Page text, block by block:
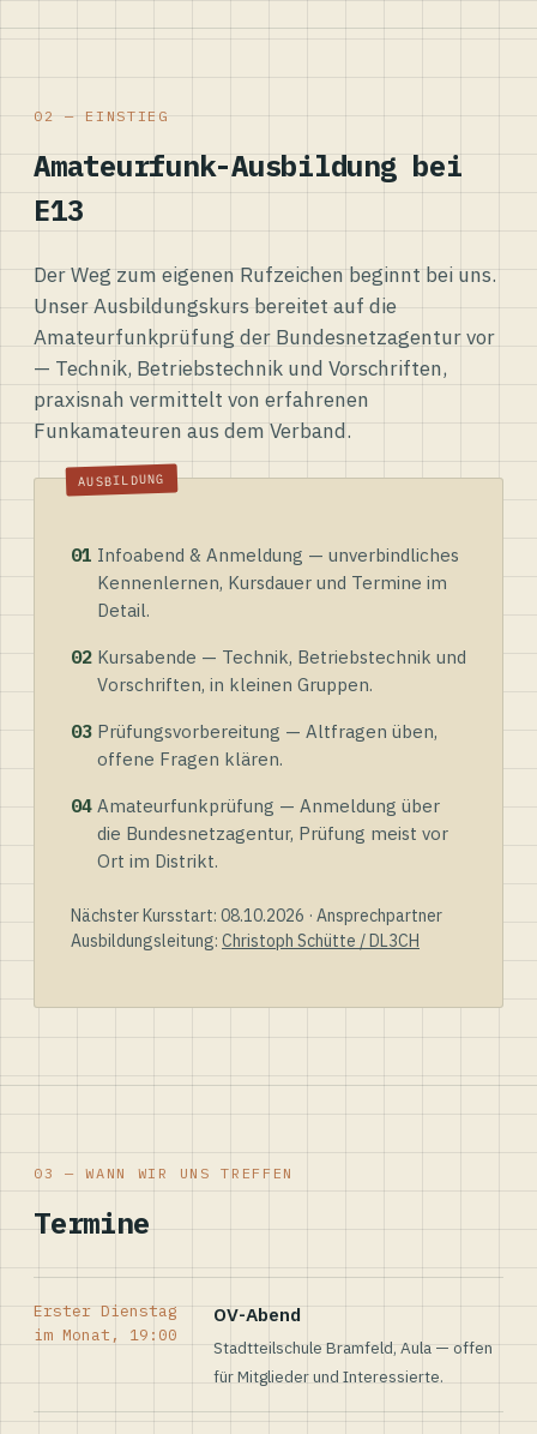
02 — EINSTIEG
Amateurfunk-Ausbildung bei
E13
Der Weg zum eigenen Rufzeichen beginnt bei uns.
Unser Ausbildungskurs bereitet auf die
Amateurfunkprüfung der Bundesnetzagentur vor
— Technik, Betriebstechnik und Vorschriften,
praxisnah vermittelt von erfahrenen
Funkamateuren aus dem Verband.
01 Infoabend & Anmeldung — unverbindliches
Kennenlernen, Kursdauer und Termine im
Detail.
02 Kursabende — Technik, Betriebstechnik und
Vorschriften, in kleinen Gruppen.
03 Prüfungsvorbereitung — Altfragen üben,
offene Fragen klären.
04 Amateurfunkprüfung — Anmeldung über
die Bundesnetzagentur, Prüfung meist vor
Ort im Distrikt.
Nächster Kursstart: 08.10.2026 · Ansprechpartner
Ausbildungsleitung: Christoph Schütte / DL3CH
03 — WANN WIR UNS TREFFEN
Termine
Erster Dienstag
im Monat, 19:00
OV-Abend
Stadtteilschule Bramfeld, Aula — offen
für Mitglieder und Interessierte.